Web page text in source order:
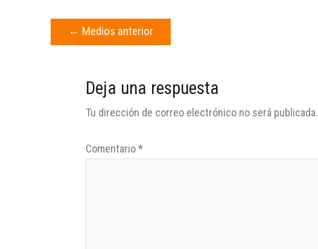
← Medios anterior
Deja una respuesta
Tu dirección de correo electrónico no será publicada.
Comentario*